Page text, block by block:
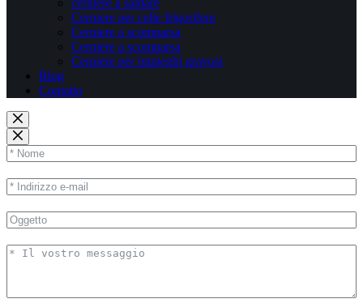
cerniere a saldare
Cerniere per celle frigorifere
Cerniere a scomparsa
Cerniere a scomparsa
Cerniere per impieghi gravosi
Blog
Contatto